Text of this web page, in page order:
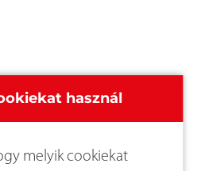
használ
melyik cookiekat